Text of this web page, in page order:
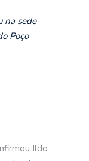
na sede
Poço
Ildo